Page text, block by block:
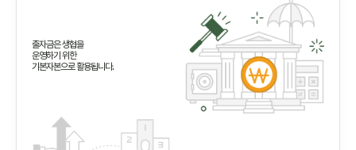
출자금은 생협을
운영하기 위한
기본자본으로 활용됩니다.